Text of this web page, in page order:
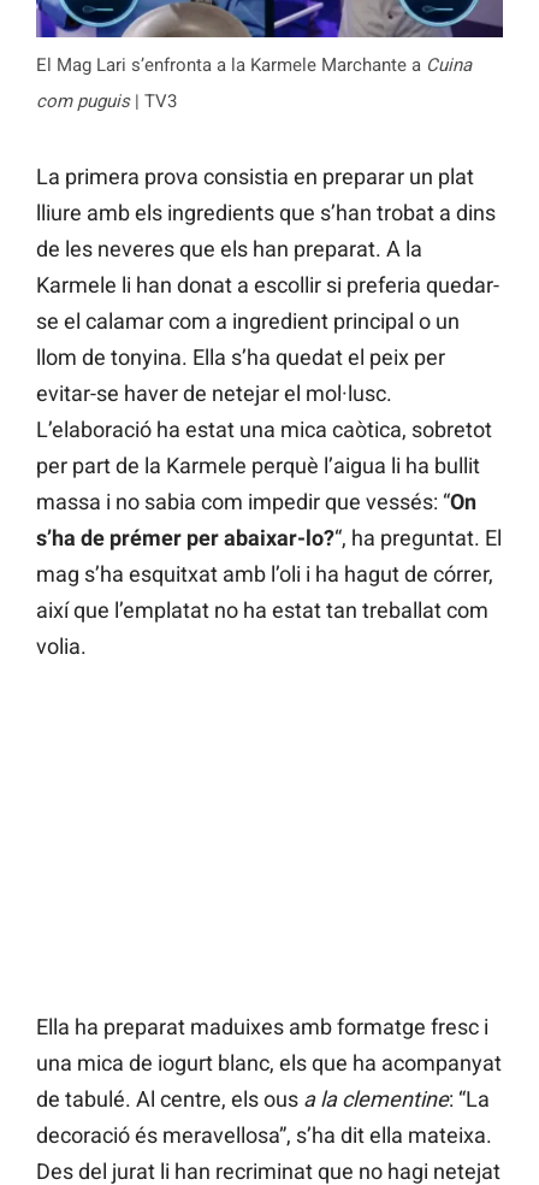
El Mag Lari s’enfronta a la Karmele Marchante a Cuina
com puguis| TV3
La primera prova consistia en preparar un plat
lliure amb els ingredients que s’han trobat a dins
de les neveres que els han preparat. A la
Karmele li han donat a escollir si preferia quedar-
se el calamar com a ingredient principal o un
llom de tonyina. Ella s’ha quedat el peix per
evitar-se haver de netejar el mol·lusc.
L’elaboració ha estat una mica caòtica, sobretot
per part de la Karmele perquè l’aigua li ha bullit
massa i no sabia com impedir que vessés: “On
s’ha de prémer per abaixar-lo?“, ha preguntat. El
mag s’ha esquitxat amb l’oli i ha hagut de córrer,
així que l’emplatat no ha estat tan treballat com
volia.
Ella ha preparat maduixes amb formatge fresc i
una mica de iogurt blanc, els que ha acompanyat
de tabulé. Al centre, els ous a la clementine: “La
decoració és meravellosa”, s’ha dit ella mateixa.
Des del jurat li han recriminat que no hagi netejat